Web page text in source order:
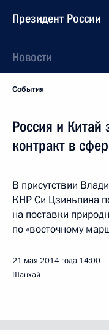
Президент России
Новости
События
Россия и Китай
контракт в
В присутствии
КНР Си Цзиньпина
на поставки
по «восточному
21 мая 2014 года 14:00
Шанхай